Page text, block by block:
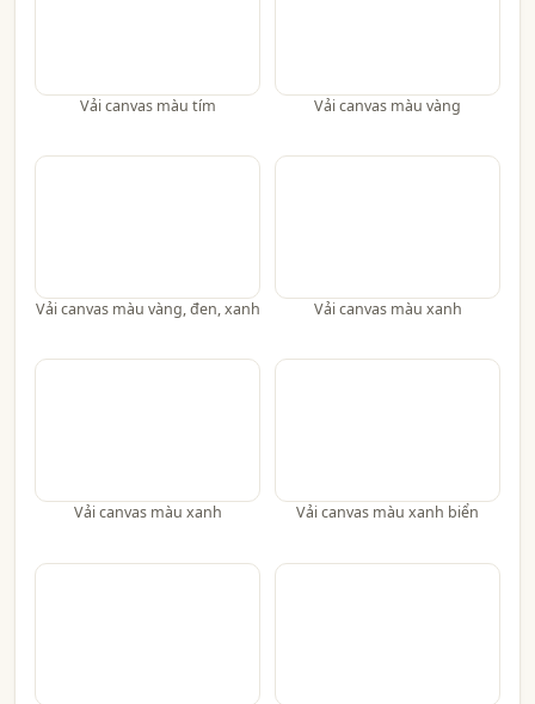
Vải canvas màu tím Vải canvas màu vàng
Vải canvas màu vàng, đen, xanh Vải canvas màu xanh
Vải canvas màu xanh Vải canvas màu xanh biển